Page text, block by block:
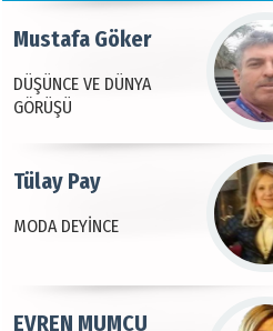
DÜŞÜNCE VE DÜNYA
GÖRÜŞÜ
Mustafa Göker
MODA DEYİNCE
Tülay Pay
EVREN MUMCU